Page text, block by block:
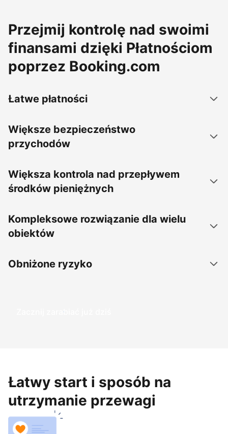
Przejmij kontrolę nad swoimi
finansami dzięki Płatnościom
poprzez Booking.com
Łatwe płatności
Większe bezpieczeństwo
przychodów
Większa kontrola nad przepływem
środków pieniężnych
Kompleksowe rozwiązanie dla wielu
obiektów
Obniżone ryzyko
Zacznij zarabiać już dziś
Łatwy start i sposób na
utrzymanie przewagi